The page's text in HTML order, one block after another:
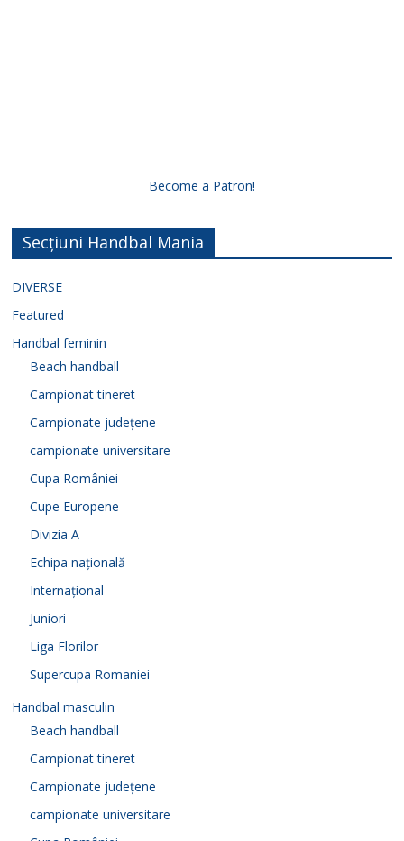
Become a Patron!
Secțiuni Handbal Mania
DIVERSE
Featured
Handbal feminin
Beach handball
Campionat tineret
Campionate județene
campionate universitare
Cupa României
Cupe Europene
Divizia A
Echipa națională
Internațional
Juniori
Liga Florilor
Supercupa Romaniei
Handbal masculin
Beach handball
Campionat tineret
Campionate județene
campionate universitare